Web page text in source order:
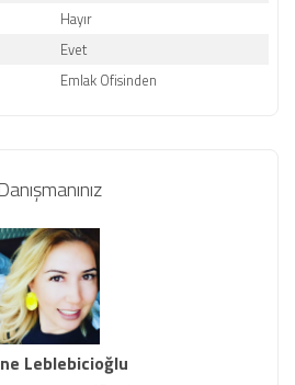
Hayır
Evet
Emlak Ofisinden
Leblebicioğlu